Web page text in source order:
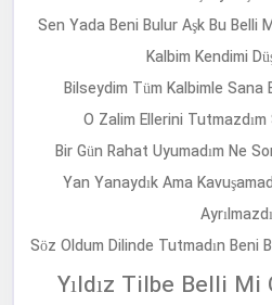
Sen Yada Beni Bulur Aşk Bu Belli
Kalbim Kendimi
Bilseydim Tüm Kalbimle Sana
O Zalim Ellerini
Bir Gün Rahat Uyumadım Ne
Yan Yanaydık Ama
Söz Oldum Dilinde Tutmadın Beni